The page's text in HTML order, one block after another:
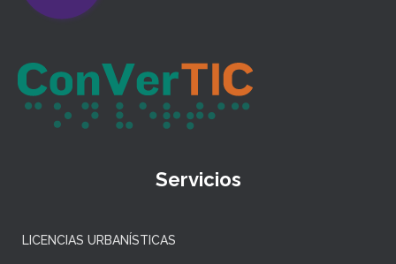
Servicios
LICENCIAS URBANÍSTICAS